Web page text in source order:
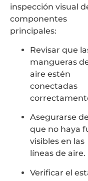
inspección visual
componentes
principales:
Revisar que
mangueras
aire estén
conectadas
Asegurarse de
que no haya
visibles en las
líneas de aire.
Verificar el